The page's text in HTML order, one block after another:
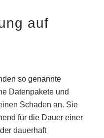
auf
so genannte
Datenpakete und
Schaden an. Sie
für die Dauer einer
dauerhaft